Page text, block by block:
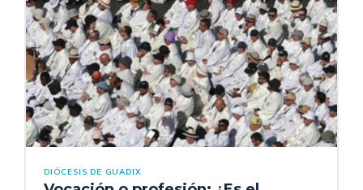
DIÓCESIS DE GUADIX